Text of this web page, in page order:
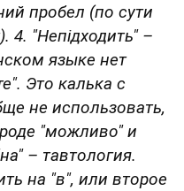
пробел (по сути
4. "Непідходить" –
языке нет
Это калька с
не использовать,
"можливо" и
– тавтология.
на "в", или второе